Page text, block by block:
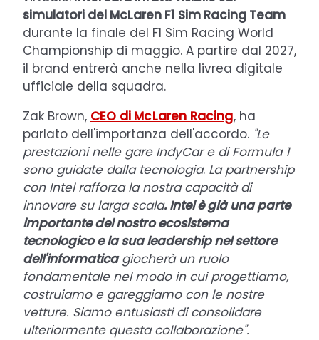
simulatori del McLaren F1 Sim Racing Team
durante la finale del F1 Sim Racing World
Championship di maggio. A partire dal 2027,
il brand entrerà anche nella livrea digitale
ufficiale della squadra.
Zak Brown, CEO di McLaren Racing, ha
parlato dell'importanza dell'accordo. "Le
prestazioni nelle gare IndyCar e di Formula 1
sono guidate dalla tecnologia. La partnership
con Intel rafforza la nostra capacità di
innovare su larga scala. Intel è già una parte
importante del nostro ecosistema
tecnologico e la sua leadership nel settore
dell'informaticagiocherà un ruolo
fondamentale nel modo in cui progettiamo,
costruiamo e gareggiamo con le nostre
vetture. Siamo entusiasti di consolidare
ulteriormente questa collaborazione".